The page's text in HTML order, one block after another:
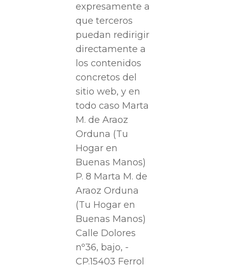
expresamente a
que terceros
puedan redirigir
directamente a
los contenidos
concretos del
sitio web, y en
todo caso Marta
M. de Araoz
Orduna (Tu
Hogar en
Buenas Manos)
P. 8 Marta M. de
Araoz Orduna
(Tu Hogar en
Buenas Manos)
Calle Dolores
nº36, bajo, -
CP.15403 Ferrol